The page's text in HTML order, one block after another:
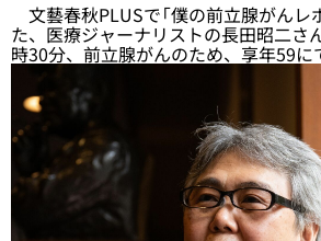
文藝春秋PLUSで「僕の前立腺がんレ
た、医療ジャーナリストの長田昭二さ
時30分、前立腺がんのため、享年59に